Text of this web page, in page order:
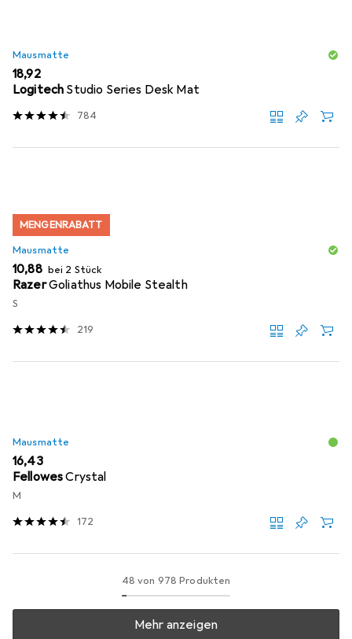
Mausmatte
EUR
18,92
Logitech Studio Series Desk Mat
784
MENGENRABATT
Mausmatte
EUR
10,88 bei 2 Stück
RazerGoliathus Mobile Stealth
S
219
Mausmatte
EUR
16,43
FellowesCrystal
M
172
48 von 978 Produkten
Mehr anzeigen